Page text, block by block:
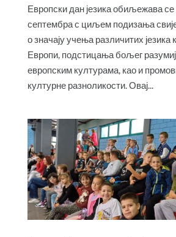
Европски дан језика обиљежава се
септембра с циљем подизања
о значају учења различитих језика
Европи, подстицања бољег
европским културама, као и
културне разноликости. Овај...